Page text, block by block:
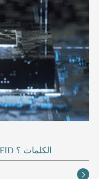
ما هي مزايا الشركات تطبيق RFID الكلمات ؟
